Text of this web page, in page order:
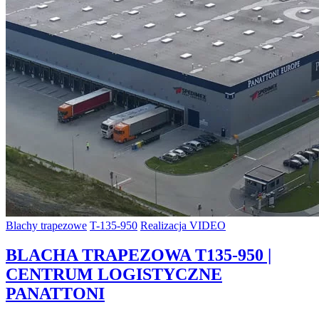
Blachy trapezowe T-135-950 Realizacja VIDEO
BLACHA TRAPEZOWA T135-950 |
CENTRUM LOGISTYCZNE
PANATTONI